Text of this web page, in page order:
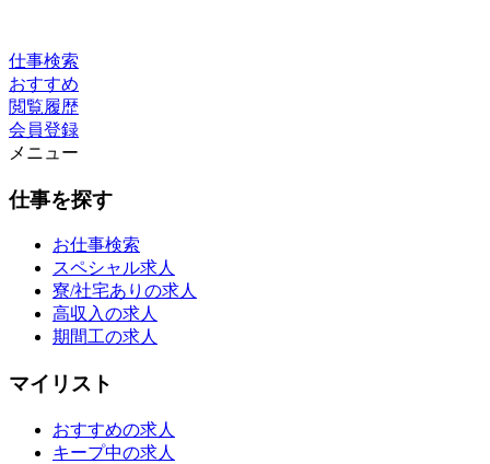
仕事検索
おすすめ
閲覧履歴
会員登録
メニュー
仕事を探す
お仕事検索
スペシャル求人
寮/社宅ありの求人
高収入の求人
期間工の求人
マイリスト
おすすめの求人
キープ中の求人